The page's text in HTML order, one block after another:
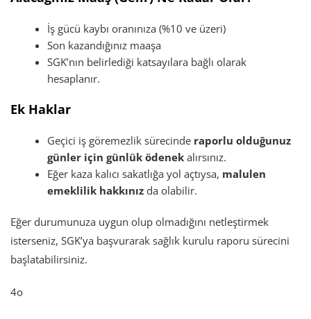
İş gücü kaybı oranınıza (%10 ve üzeri)
Son kazandığınız maaşa
SGK’nın belirlediği katsayılara bağlı olarak
hesaplanır.
Ek Haklar
Geçici iş göremezlik sürecinde raporlu olduğunuz
günler için günlük ödenek alırsınız.
Eğer kaza kalıcı sakatlığa yol açtıysa, malulen
emeklilik hakkınız da olabilir.
Eğer durumunuza uygun olup olmadığını netleştirmek
isterseniz, SGK’ya başvurarak sağlık kurulu raporu sürecini
başlatabilirsiniz.
4o